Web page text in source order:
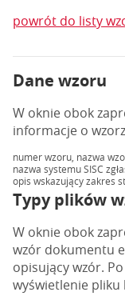
powrót do listy
Dane wzoru
W oknie obok
informacje o
numer wzoru, nazwa
nazwa systemu SISC
opis wskazujący zakres
Typy plików
W oknie obok
wzór dokumentu
opisujący wzór.
wyświetlenie pliku